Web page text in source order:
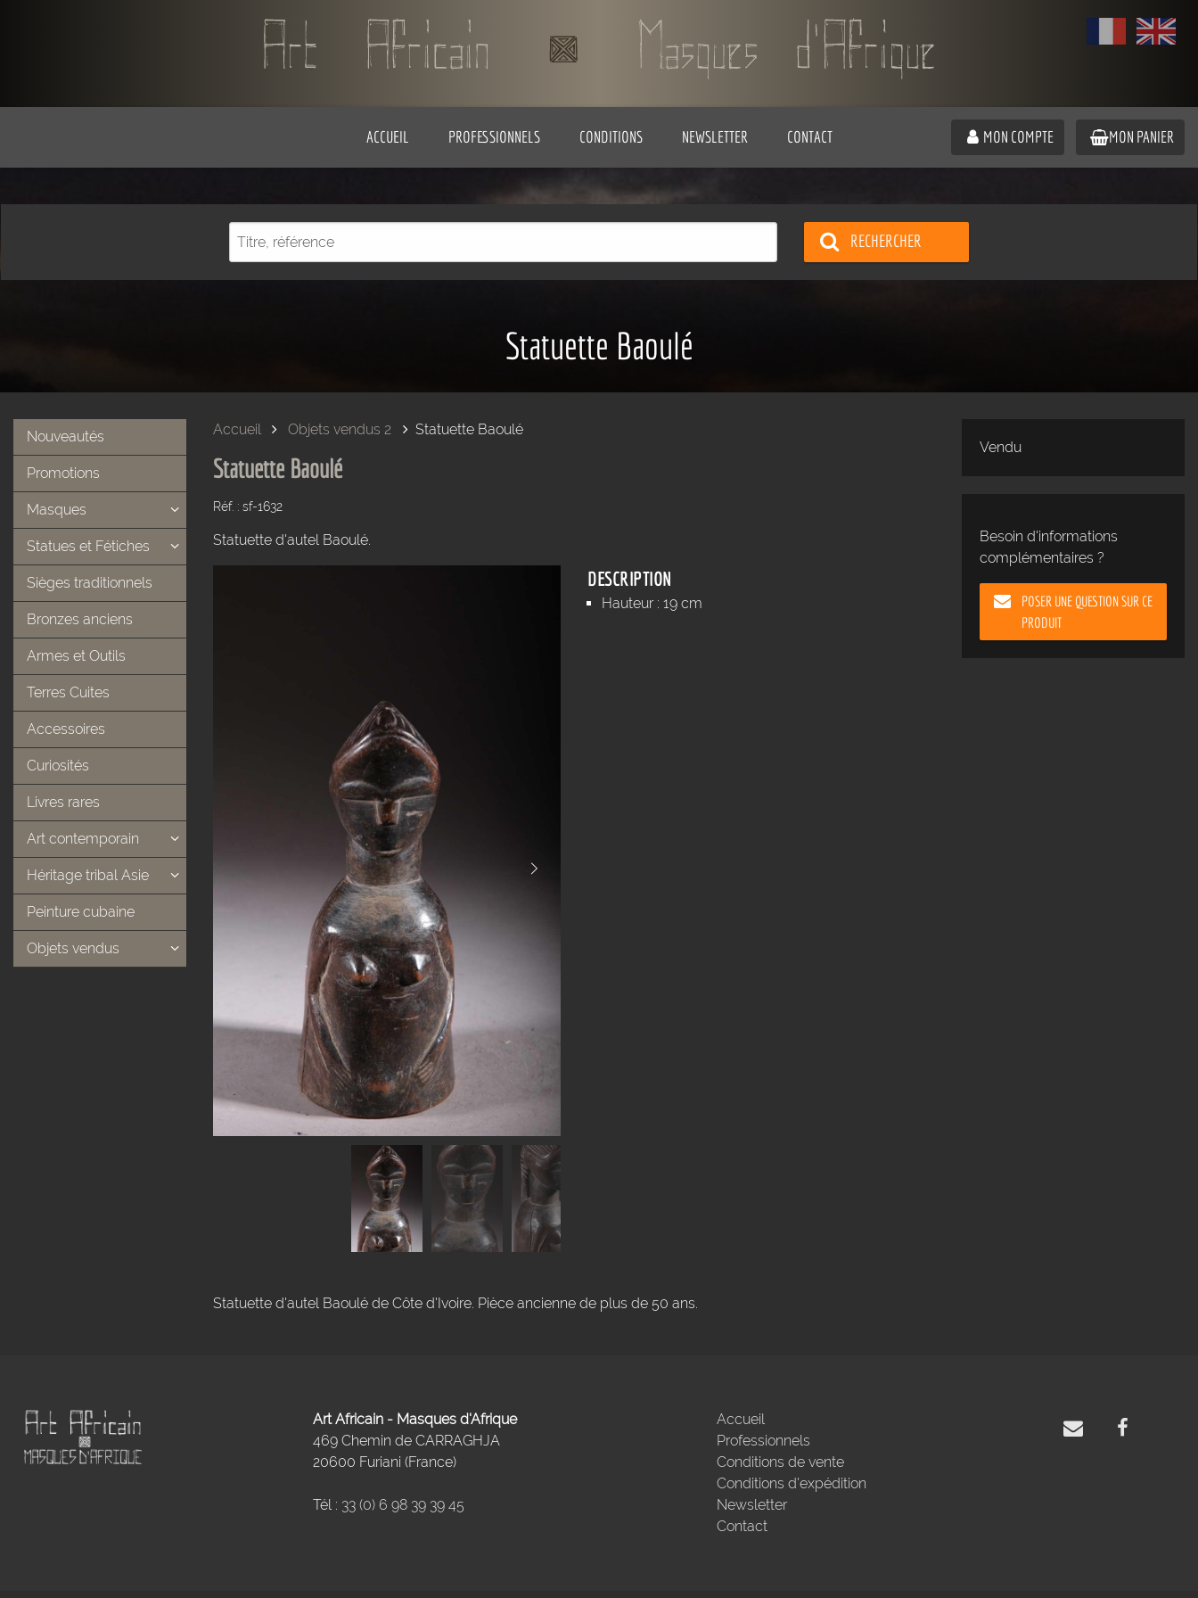
ACCUEIL PROFESSIONNELS CONDITIONS NEWSLETTER CONTACT MON COMPTE MON PANIER
RECHERCHER
Statuette Baoulé
Nouveautés
Promotions
Masques
Statues et Fétiches
Sièges traditionnels
Bronzes anciens
Armes et Outils
Terres Cuites
Accessoires
Curiosités
Livres rares
Art contemporain
Héritage tribal Asie
Peinture cubaine
Objets vendus
Accueil Objets vendus 2 Statuette Baoulé
Statuette Baoulé
Réf. : sf-1632
Statuette d'autel Baoulé.
DESCRIPTION
Hauteur : 19 cm
Statuette d'autel Baoulé de Côte d'Ivoire. Pièce ancienne de plus de 50 ans.
Vendu
Besoin d'informations
complémentaires ?
POSER UNE QUESTION SUR CE
PRODUIT
Art Africain - Masques d'Afrique
469 Chemin de CARRAGHJA
20600 Furiani (France)
Tél : 33 (0) 6 98 39 39 45
Accueil
Professionnels
Conditions de vente
Conditions d'expédition
Newsletter
Contact